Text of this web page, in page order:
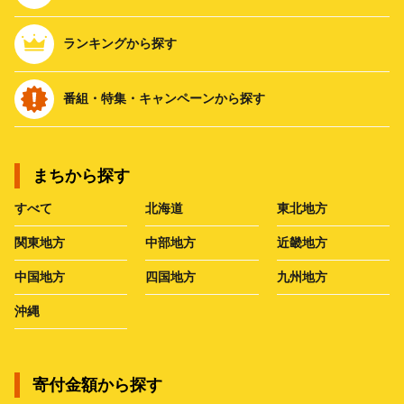
ランキングから探す
番組・特集・キャンペーンから探す
まちから探す
すべて 北海道 東北地方
関東地方 中部地方 近畿地方
中国地方 四国地方 九州地方
沖縄
寄付金額から探す